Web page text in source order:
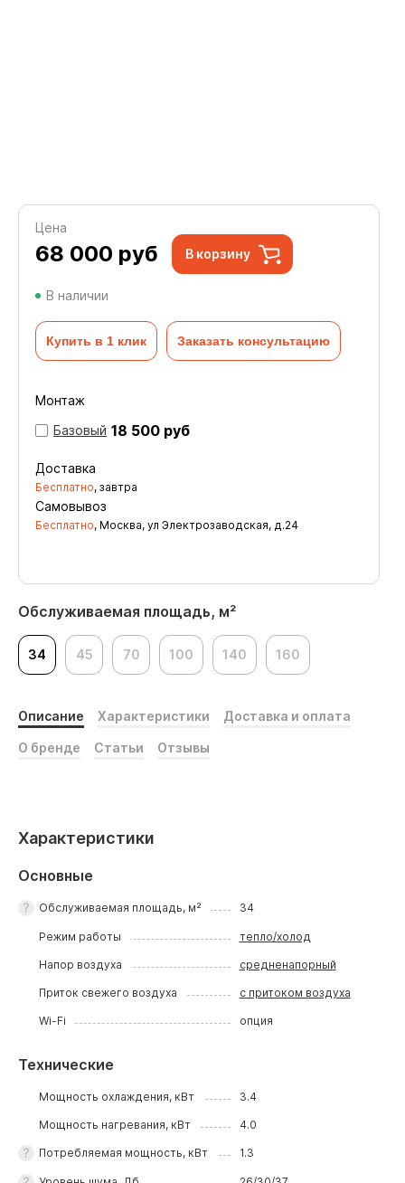
Обслуживаемая площадь, м²
34 45 70 100 140 160
Цена
68 000 руб В корзину
В наличии
Купить в 1 клик Заказать консультацию
Монтаж
Базовый 18 500 руб
Доставка
Бесплатно, завтра
Самовывоз
Бесплатно, Москва, ул Электрозаводская, д.24
Описание Характеристики Доставка и оплата
О бренде Статьи Отзывы
Характеристики
Основные
Обслуживаемая площадь, м² 34
Режим работы тепло/холод
Напор воздуха средненапорный
Приток свежего воздуха с притоком воздуха
Wi-Fi опция
Технические
Мощность охлаждения, кВт 3.4
Мощность нагревания, кВт 4.0
Потребляемая мощность, кВт 1.3